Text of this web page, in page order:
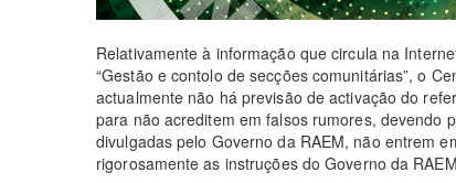
Relativamente à informação que circula na
“Gestão e contolo de secções comunitárias”, o
actualmente não há previsão de activação do
para não acreditem em falsos rumores, devendo
divulgadas pelo Governo da RAEM, não entrem
rigorosamente as instruções do Governo da